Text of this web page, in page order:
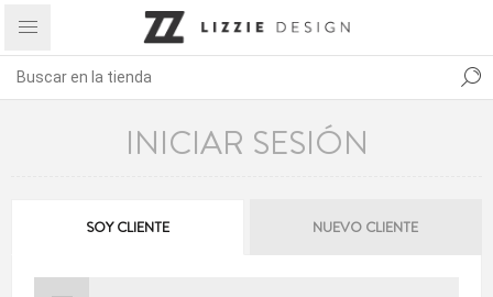
INICIAR SESIÓN
SOY CLIENTE NUEVO CLIENTE